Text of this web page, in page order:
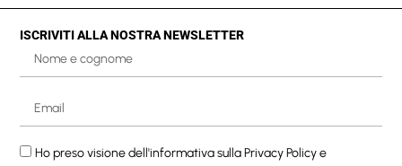
ISCRIVITI ALLA NOSTRA NEWSLETTER
Ho preso visione dell'informativa sullaPrivacy Policye